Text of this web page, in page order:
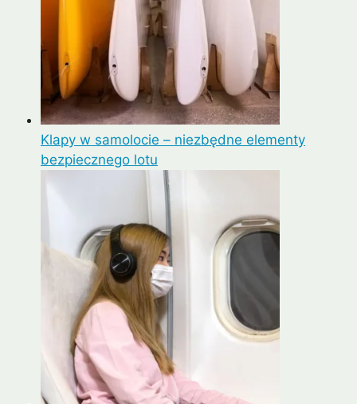
Klapy w samolocie – niezbędne elementy
bezpiecznego lotu